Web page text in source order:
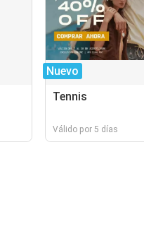
Nuevo
Tennis
Válido por 5 días